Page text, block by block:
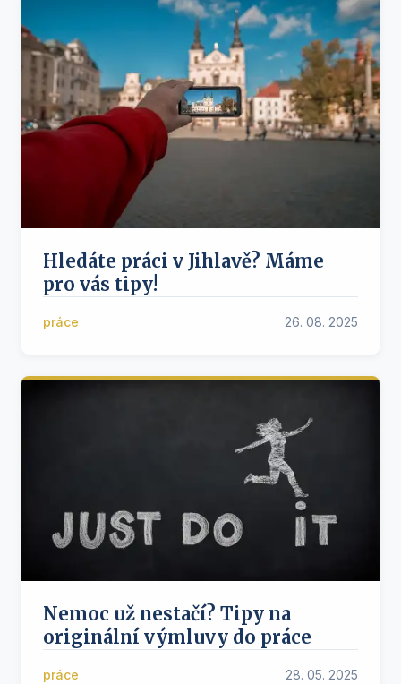
Hledáte práci v Jihlavě? Máme
pro vás tipy!
práce 26. 08. 2025
Nemoc už nestačí? Tipy na
originální výmluvy do práce
práce 28. 05. 2025